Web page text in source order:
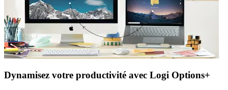
Dynamisez votre productivité avec Logi Options+